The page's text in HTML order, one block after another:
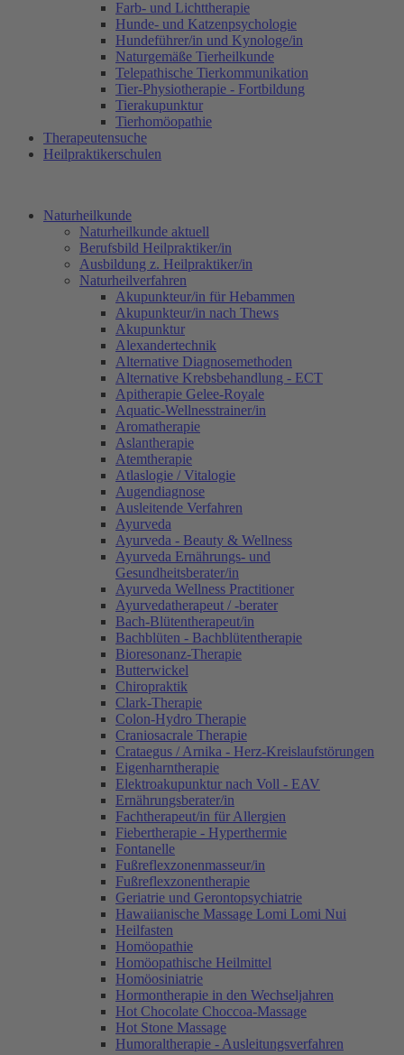
Farb- und Lichttherapie
Hunde- und Katzenpsychologie
Hundeführer/in und Kynologe/in
Naturgemäße Tierheilkunde
Telepathische Tierkommunikation
Tier-Physiotherapie - Fortbildung
Tierakupunktur
Tierhomöopathie
Therapeutensuche
Heilpraktikerschulen
Naturheilkunde
Naturheilkunde aktuell
Berufsbild Heilpraktiker/in
Ausbildung z. Heilpraktiker/in
Naturheilverfahren
Akupunkteur/in für Hebammen
Akupunkteur/in nach Thews
Akupunktur
Alexandertechnik
Alternative Diagnosemethoden
Alternative Krebsbehandlung - ECT
Apitherapie Gelee-Royale
Aquatic-Wellnesstrainer/in
Aromatherapie
Aslantherapie
Atemtherapie
Atlaslogie / Vitalogie
Augendiagnose
Ausleitende Verfahren
Ayurveda
Ayurveda - Beauty & Wellness
Ayurveda Ernährungs- und
Gesundheitsberater/in
Ayurveda Wellness Practitioner
Ayurvedatherapeut / -berater
Bach-Blütentherapeut/in
Bachblüten - Bachblütentherapie
Bioresonanz-Therapie
Butterwickel
Chiropraktik
Clark-Therapie
Colon-Hydro Therapie
Craniosacrale Therapie
Crataegus / Arnika - Herz-Kreislaufstörungen
Eigenharntherapie
Elektroakupunktur nach Voll - EAV
Ernährungsberater/in
Fachtherapeut/in für Allergien
Fiebertherapie - Hyperthermie
Fontanelle
Fußreflexzonenmasseur/in
Fußreflexzonentherapie
Geriatrie und Gerontopsychiatrie
Hawaiianische Massage Lomi Lomi Nui
Heilfasten
Homöopathie
Homöopathische Heilmittel
Homöosiniatrie
Hormontherapie in den Wechseljahren
Hot Chocolate Choccoa-Massage
Hot Stone Massage
Humoraltherapie - Ausleitungsverfahren